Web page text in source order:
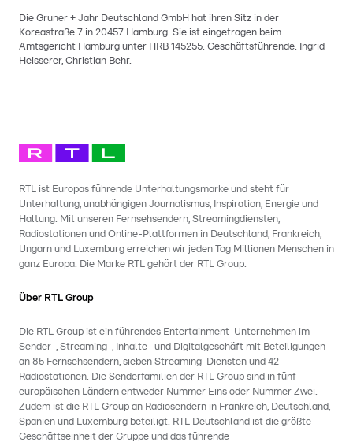
Die Gruner + Jahr Deutschland GmbH hat ihren Sitz in der
Koreastraße 7 in 20457 Hamburg. Sie ist eingetragen beim
Amtsgericht Hamburg unter HRB 145255. Geschäftsführende: Ingrid
Heisserer, Christian Behr.
RTL ist Europas führende Unterhaltungsmarke und steht für
Unterhaltung, unabhängigen Journalismus, Inspiration, Energie und
Haltung. Mit unseren Fernsehsendern, Streamingdiensten,
Radiostationen und Online-Plattformen in Deutschland, Frankreich,
Ungarn und Luxemburg erreichen wir jeden Tag Millionen Menschen in
ganz Europa. Die Marke RTL gehört der RTL Group.
Über RTL Group
Die RTL Group ist ein führendes Entertainment-Unternehmen im
Sender-, Streaming-, Inhalte- und Digitalgeschäft mit Beteiligungen
an 85 Fernsehsendern, sieben Streaming-Diensten und 42
Radiostationen. Die Senderfamilien der RTL Group sind in fünf
europäischen Ländern entweder Nummer Eins oder Nummer Zwei.
Zudem ist die RTL Group an Radiosendern in Frankreich, Deutschland,
Spanien und Luxemburg beteiligt. RTL Deutschland ist die größte
Geschäftseinheit der Gruppe und das führende